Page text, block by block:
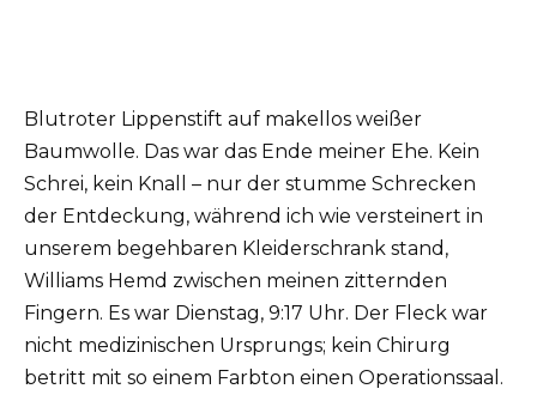
Blutroter Lippenstift auf makellos weißer
Baumwolle. Das war das Ende meiner Ehe. Kein
Schrei, kein Knall – nur der stumme Schrecken
der Entdeckung, während ich wie versteinert in
unserem begehbaren Kleiderschrank stand,
Williams Hemd zwischen meinen zitternden
Fingern. Es war Dienstag, 9:17 Uhr. Der Fleck war
nicht medizinischen Ursprungs; kein Chirurg
betritt mit so einem Farbton einen Operationssaal.